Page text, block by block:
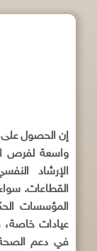
إن الحصول على
واسعة لفرص
الإرشاد
القطاعات.
المؤسسات
عيادات خاصة،
في دعم الصحة